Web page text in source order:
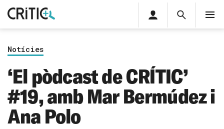
Cerca
privada
Inicia sessió
Notícies
‘El pòdcast de CRÍTIC’
#19, amb Mar Bermúdez i
Ana Polo